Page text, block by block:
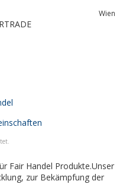
Wien
Fair Handel Produkte.Unser
zur Bekämpfung der